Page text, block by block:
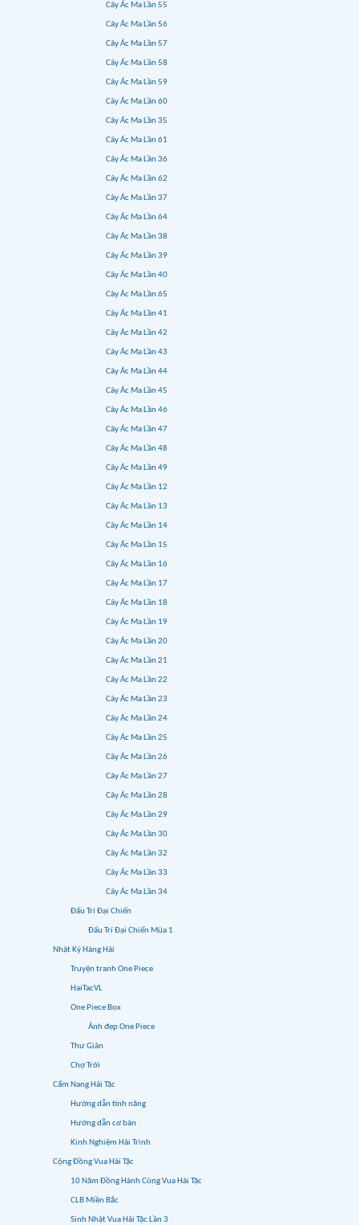
Cây Ác Ma Lần 55
Cây Ác Ma Lần 56
Cây Ác Ma Lần 57
Cây Ác Ma Lần 58
Cây Ác Ma Lần 59
Cây Ác Ma Lần 60
Cây Ác Ma Lần 35
Cây Ác Ma Lần 61
Cây Ác Ma Lần 36
Cây Ác Ma Lần 62
Cây Ác Ma Lần 37
Cây Ác Ma Lần 64
Cây Ác Ma Lần 38
Cây Ác Ma Lần 39
Cây Ác Ma Lần 40
Cây Ác Ma Lần 65
Cây Ác Ma Lần 41
Cây Ác Ma Lần 42
Cây Ác Ma Lần 43
Cây Ác Ma Lần 44
Cây Ác Ma Lần 45
Cây Ác Ma Lần 46
Cây Ác Ma Lần 47
Cây Ác Ma Lần 48
Cây Ác Ma Lần 49
Cây Ác Ma Lần 12
Cây Ác Ma Lần 13
Cây Ác Ma Lần 14
Cây Ác Ma Lần 15
Cây Ác Ma Lần 16
Cây Ác Ma Lần 17
Cây Ác Ma Lần 18
Cây Ác Ma Lần 19
Cây Ác Ma Lần 20
Cây Ác Ma Lần 21
Cây Ác Ma Lần 22
Cây Ác Ma Lần 23
Cây Ác Ma Lần 24
Cây Ác Ma Lần 25
Cây Ác Ma Lần 26
Cây Ác Ma Lần 27
Cây Ác Ma Lần 28
Cây Ác Ma Lần 29
Cây Ác Ma Lần 30
Cây Ác Ma Lần 32
Cây Ác Ma Lần 33
Cây Ác Ma Lần 34
Đấu Trí Đại Chiến
Đấu Trí Đại Chiến Mùa 1
Nhật Ký Hàng Hải
Truyện tranh One Piece
HaiTacVL
One Piece Box
Ảnh đẹp One Piece
Thư Giãn
Chợ Trời
Cẩm Nang Hải Tặc
Hướng dẫn tính năng
Hướng dẫn cơ bản
Kinh Nghiệm Hải Trình
Cộng Đồng Vua Hải Tặc
10 Năm Đồng Hành Cùng Vua Hải Tặc
CLB Miền Bắc
Sinh Nhật Vua Hải Tặc Lần 3